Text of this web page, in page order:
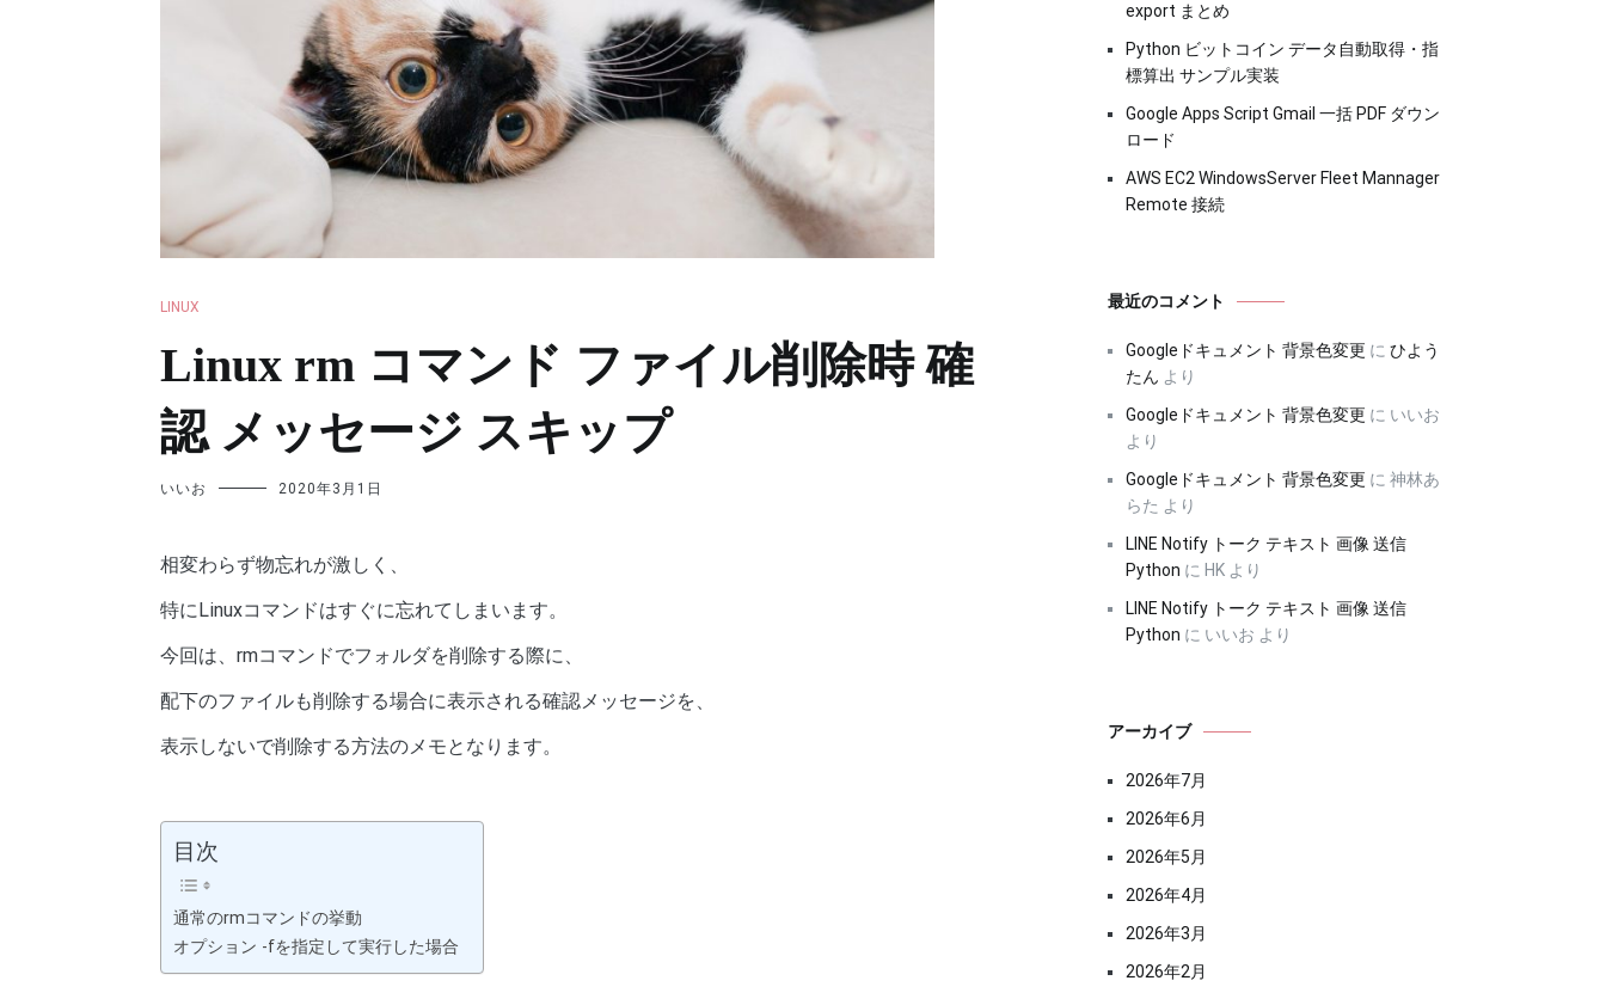
LINUX
Linux rm コマンド ファイル削除時 確
認 メッセージ スキップ
いいお 2020年3月1日
相変わらず物忘れが激しく、
特にLinuxコマンドはすぐに忘れてしまいます。
今回は、rmコマンドでフォルダを削除する際に、
配下のファイルも削除する場合に表示される確認メッセージを、
表示しないで削除する方法のメモとなります。
目次
通常のrmコマンドの挙動
オプション -fを指定して実行した場合
export まとめ
Python ビットコイン データ自動取得・指
標算出 サンプル実装
Google Apps Script Gmail 一括 PDF ダウン
ロード
AWS EC2 WindowsServer Fleet Mannager
Remote 接続
最近のコメント
Googleドキュメント 背景色変更 にひよう
たん より
Googleドキュメント 背景色変更 に いいお
より
Googleドキュメント 背景色変更 に神林あ
らた より
LINE Notify トーク テキスト 画像 送信
Python に HK より
LINE Notify トーク テキスト 画像 送信
Python に いいお より
アーカイブ
2026年7月
2026年6月
2026年5月
2026年4月
2026年3月
2026年2月